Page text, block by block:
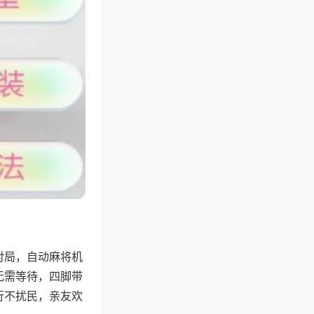
局，自动麻将机
需等待，四脚带
扰民，亲友欢